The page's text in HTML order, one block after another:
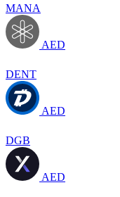
MANA
AED
DENT
AED
DGB
AED